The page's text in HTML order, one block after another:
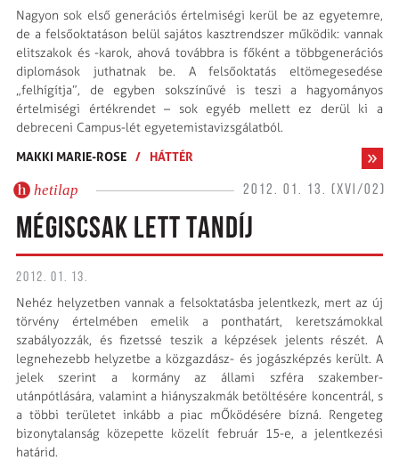
Nagyon sok első generációs értelmiségi kerül be az egyetemre,
de a felsőoktatáson belül sajátos kasztrendszer működik: vannak
elitszakok és -karok, ahová továbbra is főként a többgenerációs
diplomások juthatnak be. A felsőoktatás eltömegesedése
„felhígítja”, de egyben sokszínűvé is teszi a hagyományos
értelmiségi értékrendet – sok egyéb mellett ez derül ki a
debreceni Campus-lét egyetemistavizsgálatból.
MAKKI MARIE-ROSE / HÁTTÉR
hetilap 2012. 01. 13. (XVI/02)
MÉGISCSAK LETT TANDÍJ
2012. 01. 13.
Nehéz helyzetben vannak a felsoktatásba jelentkezk, mert az új
törvény értelmében emelik a ponthatárt, keretszámokkal
szabályozzák, és fizetssé teszik a képzések jelents részét. A
legnehezebb helyzetbe a közgazdász- és jogászképzés került. A
jelek szerint a kormány az állami szféra szakember-
utánpótlására, valamint a hiányszakmák betöltésére koncentrál, s
a többi területet inkább a piac mŐködésére bízná. Rengeteg
bizonytalanság közepette közelít február 15-e, a jelentkezési
határid.